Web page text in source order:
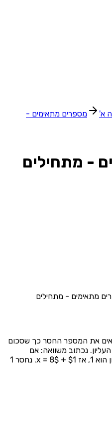
א'
מספרים מתאימים -
- מתחילים
מתאימים - מתחילים
את המספר החסר כך שסכום
נכתוב משוואה: אם
המספר העליון הוא 8 ומספר תחתון הוא 1, אז $1 + x = 8$. נחסר 1